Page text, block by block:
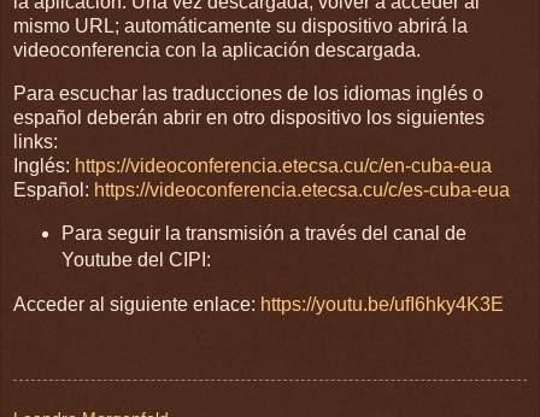
mismo URL; automáticamente su dispositivo abrirá la
videoconferencia con la aplicación descargada.
Para escuchar las traducciones de los idiomas inglés o
español deberán abrir en otro dispositivo los siguientes
links:
Inglés: https://videoconferencia.etecsa.cu/c/en-cuba-eua
Español: https://videoconferencia.etecsa.cu/c/es-cuba-eua
Para seguir la transmisión a través del canal de
Youtube del CIPI:
Acceder al siguiente enlace: https://youtu.be/ufI6hky4K3E